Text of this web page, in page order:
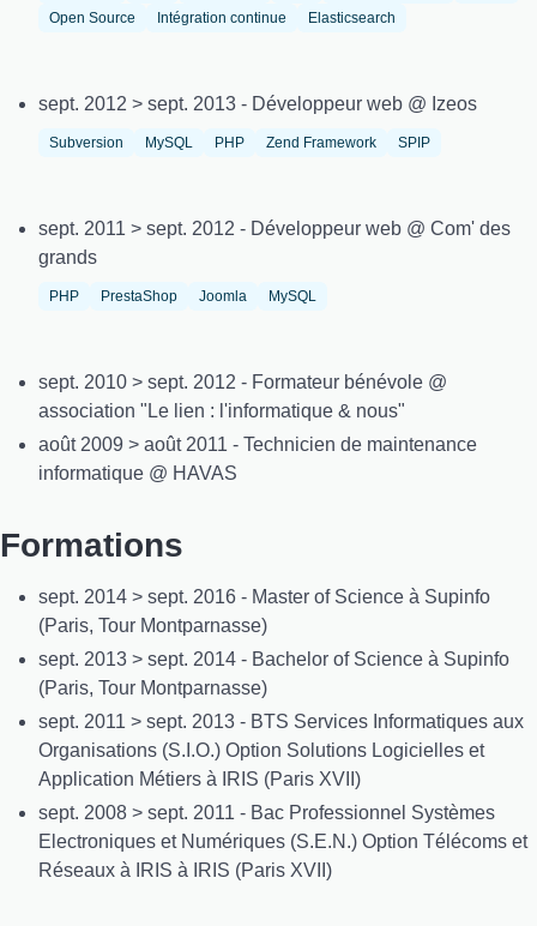
Open Source
Intégration continue Elasticsearch
sept. 2012 > sept. 2013 - Développeur web @ Izeos
Subversion MySQL PHP Zend Framework SPIP
sept. 2011 > sept. 2012 - Développeur web @ Com' des
grands
PHP PrestaShop Joomla MySQL
sept. 2010 > sept. 2012 - Formateur bénévole @
association "Le lien : l'informatique & nous"
août 2009 > août 2011 - Technicien de maintenance
informatique @ HAVAS
Formations
sept. 2014 > sept. 2016 - Master of Science à Supinfo
(Paris, Tour Montparnasse)
sept. 2013 > sept. 2014 - Bachelor of Science à Supinfo
(Paris, Tour Montparnasse)
sept. 2011 > sept. 2013 - BTS Services Informatiques aux
Organisations (S.I.O.) Option Solutions Logicielles et
Application Métiers à IRIS (Paris XVII)
sept. 2008 > sept. 2011 - Bac Professionnel Systèmes
Electroniques et Numériques (S.E.N.) Option Télécoms et
Réseaux à IRIS à IRIS (Paris XVII)